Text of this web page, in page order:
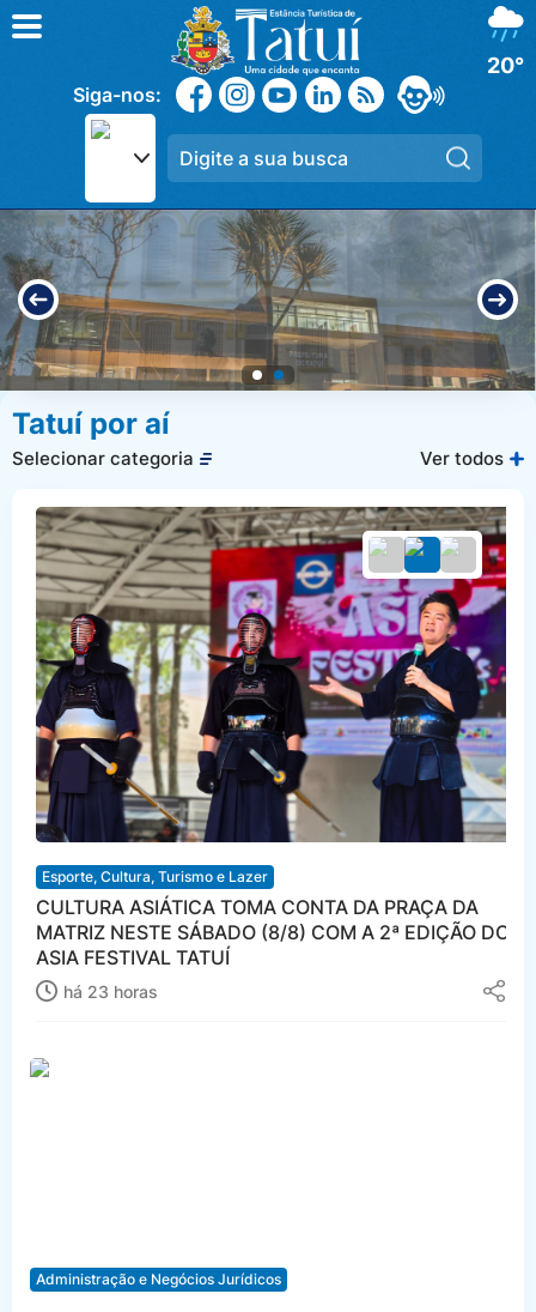
20°
Siga-nos:
Tatuí por aí
Selecionar categoria Ver todos
Esporte, Cultura, Turismo e Lazer
CULTURA ASIÁTICA TOMA CONTA DA PRAÇA DA
MATRIZ NESTE SÁBADO (8/8) COM A 2ª EDIÇÃO DO
ASIA FESTIVAL TATUÍ
há 23 horas
Administração e Negócios Jurídicos